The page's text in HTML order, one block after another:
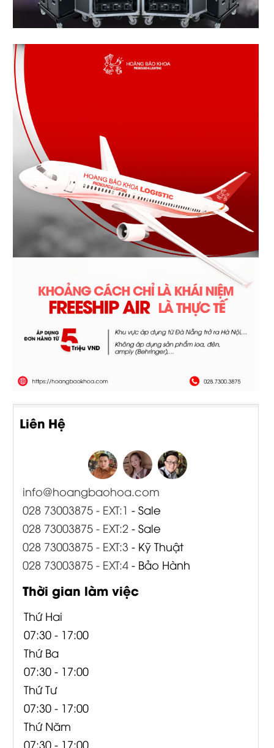
Liên Hệ
info@hoangbaohoa.com
028 73003875 - EXT:1 - Sale
028 73003875 - EXT:2- Sale
028 73003875 - EXT:3 - Kỹ Thuật
028 73003875 - EXT:4- Bảo Hành
Thời gian làm việc
Thứ Hai
07:30 - 17:00
Thứ Ba
07:30 - 17:00
Thứ Tư
07:30 - 17:00
Thứ Năm
07:30 - 17:00